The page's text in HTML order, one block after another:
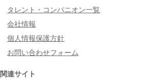
タレント・コンパニオン一覧
会社情報
個人情報保護方針
お問い合わせフォーム
関連サイト